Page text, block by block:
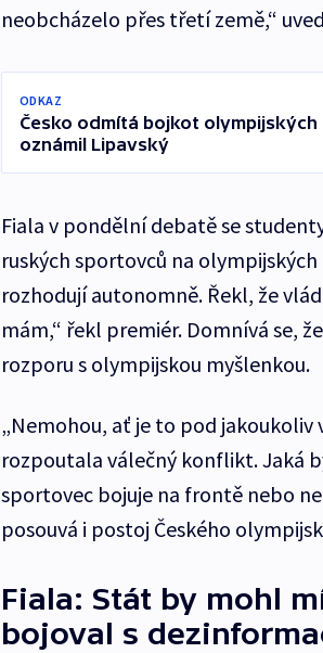
neobcházelo přes třetí země,“
ODKAZ
Česko odmítá bojkot olympijských
oznámil Lipavský
Fiala v pondělní debatě se
ruských sportovců na
rozhodují autonomně. Řekl, že
mám,“ řekl premiér. Domnívá se,
rozporu s olympijskou myšlenkou.
„Nemohou, ať je to pod
rozpoutala válečný konflikt. Jaká
sportovec bojuje na frontě nebo
posouvá i postoj Českého
Fiala: Stát by mohl
bojoval s